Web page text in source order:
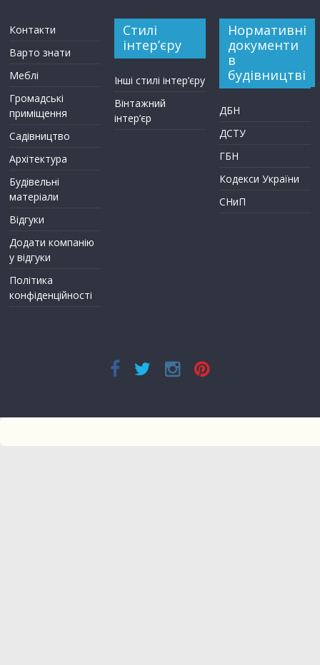
Контакти
Варто знати
Меблі
Громадські
приміщення
Садівництво
Архітектура
Будівельні
матеріали
Відгуки
Додати компанію
у відгуки
Політика
конфіденційності
Стилі
інтер’єру
Інші стилі інтер’єру
Вінтажний
інтер’єр
Нормативні
документи
в
будівництві
ДБН
ДСТУ
ГБН
Кодекси України
СНиП